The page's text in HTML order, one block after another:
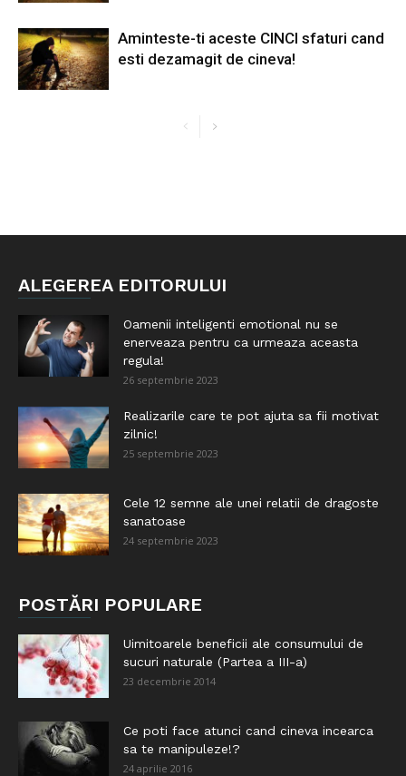
Aminteste-ti aceste CINCI sfaturi cand
esti dezamagit de cineva!
ALEGEREA EDITORULUI
Oamenii inteligenti emotional nu se
enerveaza pentru ca urmeaza aceasta
regula!
26 septembrie 2023
Realizarile care te pot ajuta sa fii motivat
zilnic!
25 septembrie 2023
Cele 12 semne ale unei relatii de dragoste
sanatoase
24 septembrie 2023
POSTĂRI POPULARE
Uimitoarele beneficii ale consumului de
sucuri naturale (Partea a III-a)
23 decembrie 2014
Ce poti face atunci cand cineva incearca
sa te manipuleze!?
24 aprilie 2016